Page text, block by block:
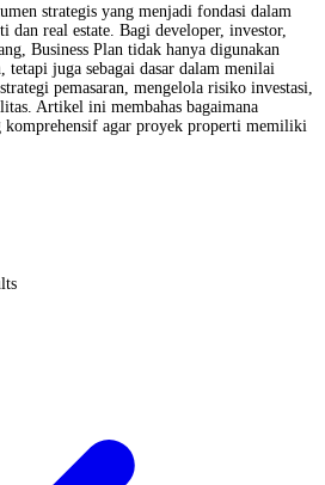
strategis yang menjadi fondasi dalam
dan real estate. Bagi developer, investor,
Business Plan tidak hanya digunakan
tetapi juga sebagai dasar dalam menilai
pemasaran, mengelola risiko investasi,
Artikel ini membahas bagaimana
komprehensif agar proyek properti memiliki